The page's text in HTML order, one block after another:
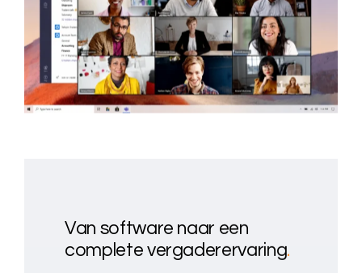
Van software naar een
complete vergaderervaring.